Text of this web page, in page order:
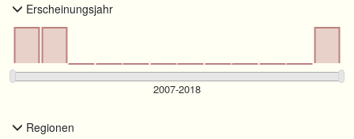
Erscheinungsjahr
Regionen